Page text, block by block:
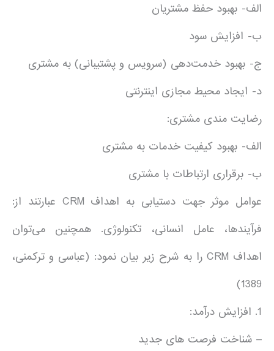
الف- بهبود حفظ مشتریان
ب- افزایش سود
ج- بهبود خدمت‌دهی (سرویس و پشتیبانی) به مشتری
د- ایجاد محیط مجازی اینترنتی
رضایت مندی مشتری:
الف- بهبود کیفیت خدمات به مشتری
ب- برقراری ارتباطات با مشتری
عوامل موثر جهت دستیابی به اهداف CRM عبارتند از:
فرآیندها، عامل انسانی، تکنولوژی. همچنین می‌توان
اهداف CRM را به شرح زیر بیان نمود: (عباسی و ترکمنی،
1389)
1. افزایش درآمد:
– شناخت فرصت های جدید